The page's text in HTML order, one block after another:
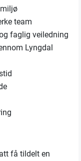
team
faglig veiledning
Lyngdal
få tildelt en